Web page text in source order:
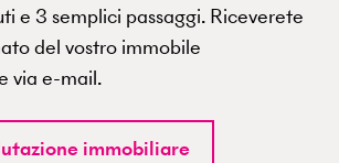
e 3 semplici passaggi. Riceverete
del vostro immobile
via e-mail.
immobiliare